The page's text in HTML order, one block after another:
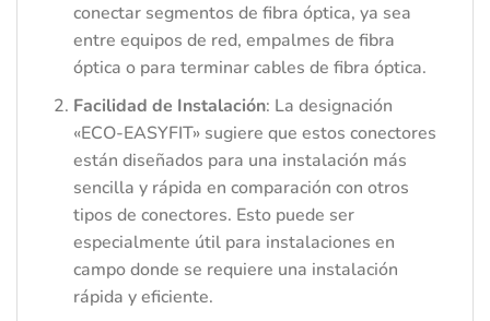
conectar segmentos de fibra óptica, ya sea
entre equipos de red, empalmes de fibra
óptica o para terminar cables de fibra óptica.
Facilidad de Instalación: La designación
«ECO-EASYFIT» sugiere que estos conectores
están diseñados para una instalación más
sencilla y rápida en comparación con otros
tipos de conectores. Esto puede ser
especialmente útil para instalaciones en
campo donde se requiere una instalación
rápida y eficiente.